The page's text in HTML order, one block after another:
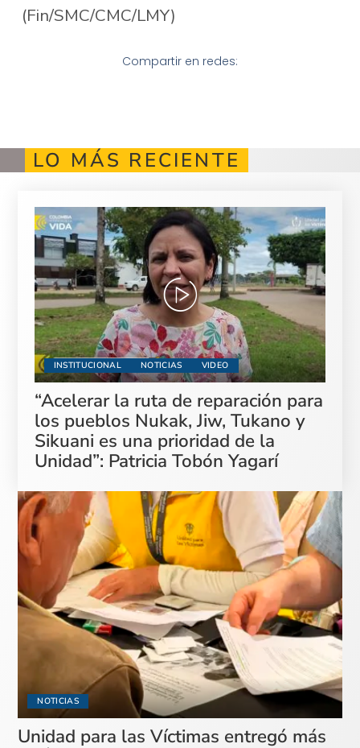
(Fin/SMC/CMC/LMY)
Compartir en redes:
LO MÁS RECIENTE
INSTITUCIONAL NOTICIAS VIDEO
“Acelerar la ruta de reparación para
los pueblos Nukak, Jiw, Tukano y
Sikuani es una prioridad de la
Unidad”: Patricia Tobón Yagarí
NOTICIAS
Unidad para las Víctimas entregó más